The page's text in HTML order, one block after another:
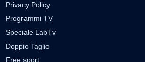
Privacy Policy
Programmi TV
Speciale LabTv
Doppio Taglio
Free sport